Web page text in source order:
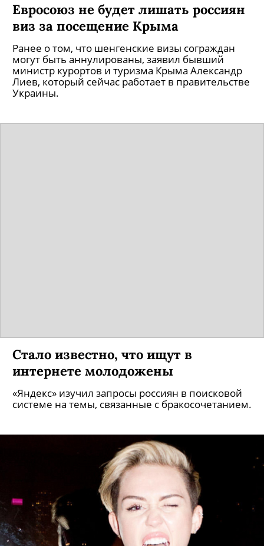
Евросоюз не будет лишать россиян
виз за посещение Крыма
Ранее о том, что шенгенские визы сограждан
могут быть аннулированы, заявил бывший
министр курортов и туризма Крыма Александр
Лиев, который сейчас работает в правительстве
Украины.
Стало известно, что ищут в
интернете молодожены
«Яндекс» изучил запросы россиян в поисковой
системе на темы, связанные с бракосочетанием.